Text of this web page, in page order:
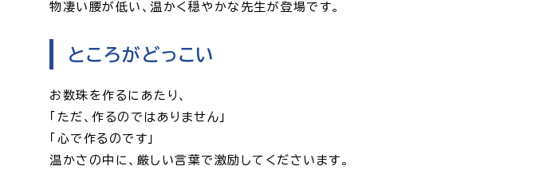
物凄い腰が低い、温かく穏やかな先生が登場です。
ところがどっこい
お数珠を作るにあたり、
「ただ、作るのではありません」
「心で作るのです」
温かさの中に、厳しい言葉で激励してくださいます。